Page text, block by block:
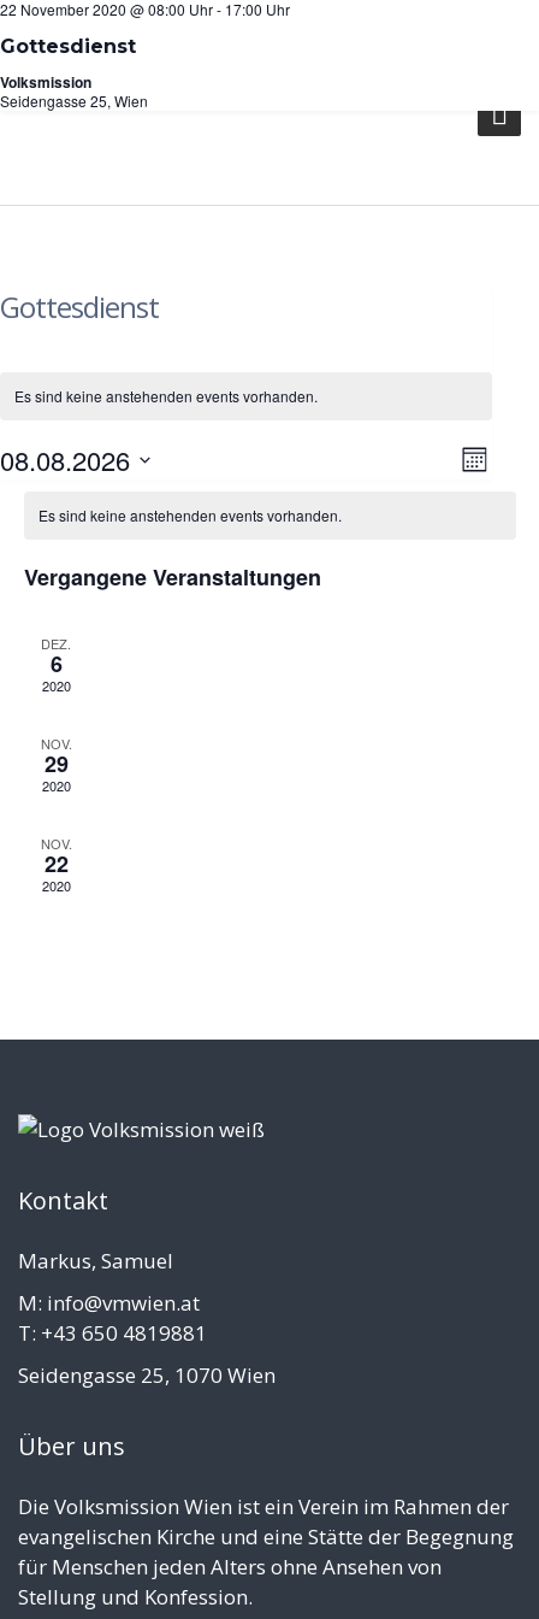
Seidengasse 25, 1070 Wien
Gottesdienst
Es sind keine anstehenden events vorhanden.
Monat
08.08.2026
wählen.Kalender
von
Veranstaltungen
Es sind keine anstehenden events vorhanden.
Vergangene Veranstaltungen
DEZ.
6
2020
6 Dezember 2020 @ 10:00 Uhr-23:30 Uhr
Gottesdienst
Volksmission
Seidengasse 25, Wien
NOV.
29
2020
29 November 2020 @ 10:00 Uhr- 23:30 Uhr
Gottesdienst
Volksmission
Seidengasse 25, Wien
NOV.
22
2020
22 November 2020 @ 08:00 Uhr- 17:00 Uhr
Gottesdienst
Volksmission
Seidengasse 25, Wien
Kontakt
Markus, Samuel
M: info@vmwien.at
T: +43 650 4819881
Seidengasse 25, 1070 Wien
Über uns
Die Volksmission Wien ist ein Verein im Rahmen der
evangelischen Kirche und eine Stätte der Begegnung
für Menschen jeden Alters ohne Ansehen von
Stellung und Konfession.